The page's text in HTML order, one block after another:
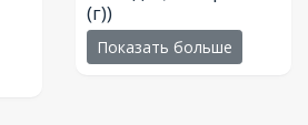
(г))
Показать больше